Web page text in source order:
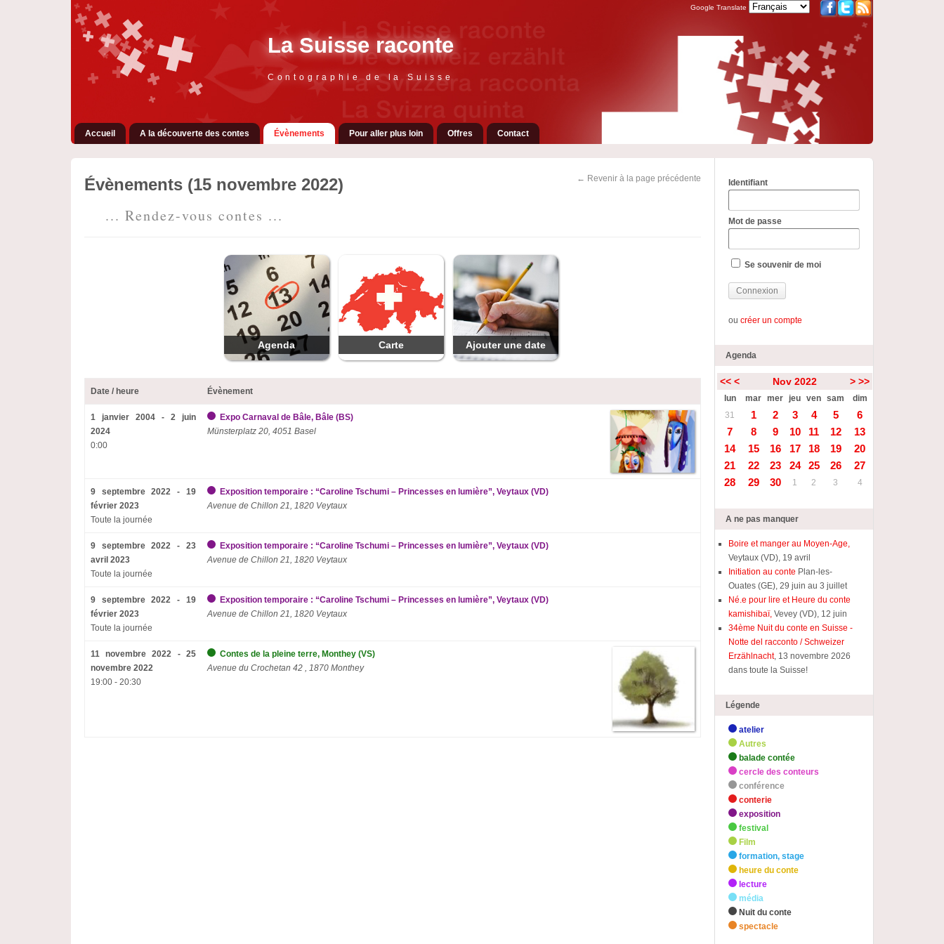
La Suisse raconte
Contographie de la Suisse
Google Translate
Accueil A la découverte des contes Évènements Pour aller plus loin Offres Contact
← Revenir à la page précédente
Évènements (15 novembre 2022)
... Rendez-vous contes ...
Agenda Carte Ajouter une date
Date / heure Évènement
1 janvier 2004 - 2 juin
2024
0:00
Expo Carnaval de Bâle, Bâle (BS)
Münsterplatz 20, 4051 Basel
9 septembre 2022 - 19
février 2023
Toute la journée
Exposition temporaire : “Caroline Tschumi – Princesses en lumière”, Veytaux (VD)
Avenue de Chillon 21, 1820 Veytaux
9 septembre 2022 - 23
avril 2023
Toute la journée
Exposition temporaire : “Caroline Tschumi – Princesses en lumière”, Veytaux (VD)
Avenue de Chillon 21, 1820 Veytaux
9 septembre 2022 - 19
février 2023
Toute la journée
Exposition temporaire : “Caroline Tschumi – Princesses en lumière”, Veytaux (VD)
Avenue de Chillon 21, 1820 Veytaux
11 novembre 2022 - 25
novembre 2022
19:00 - 20:30
Contes de la pleine terre, Monthey (VS)
Avenue du Crochetan 42 , 1870 Monthey
Identifiant
Mot de passe
Se souvenir de moi
oucréer un compte
Agenda
<< < Nov 2022 > >>
lun mar mer jeu ven sam
dim
31
1 2 3 4 5
6
7
8 9 10 11 12
13
14
15 16 17 18 19
20
21
22 23 24 25 26
27
28
29 30 1 2 3 4
A ne pas manquer
Boire et manger au Moyen-Age,
Veytaux (VD), 19 avril
Initiation au conte Plan-les-
Ouates (GE), 29 juin au 3 juillet
Né.e pour lire et Heure du conte
kamishibaï, Vevey (VD), 12 juin
34ème Nuit du conte en Suisse -
Notte del racconto / Schweizer
Erzählnacht, 13 novembre 2026
dans toute la Suisse!
Légende
atelier
Autres
balade contée
cercle des conteurs
conférence
conterie
exposition
festival
Film
formation, stage
heure du conte
lecture
média
Nuit du conte
spectacle